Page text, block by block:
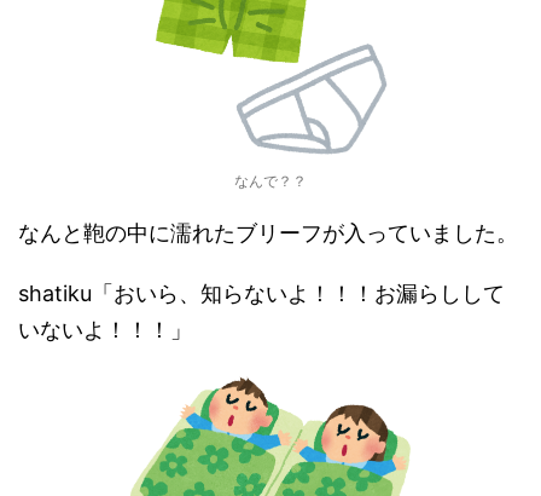
なんで？？
なんと鞄の中に濡れたブリーフが入っていました。
shatiku「おいら、知らないよ！！！お漏らしして
いないよ！！！」